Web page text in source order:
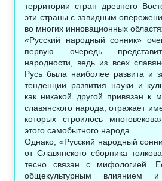
территории стран древнего
эти страны с завидным
во многих инновационных
«Русский народный сонник»
первую очередь
народности, ведь из всех
Русь была наиболее развита и
тенденции развития науки и
как никакой другой привязан к
славянского народа, отражает
которых строилось
этого самобытного народа.
Однако, «Русский народный
от Славянского сборника
тесно связан с мифологией.
общекультурным влиянием